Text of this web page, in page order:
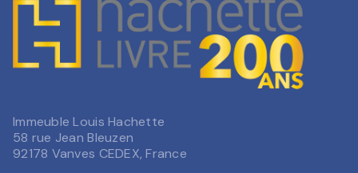
Immeuble Louis Hachette
58 rue Jean Bleuzen
92178 Vanves CEDEX, France